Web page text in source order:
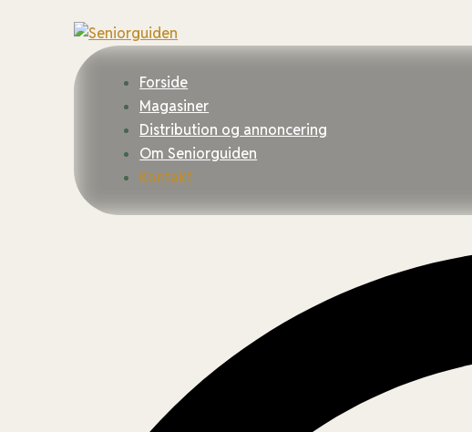
Forside
Magasiner
Distribution og annoncering
Om Seniorguiden
Kontakt